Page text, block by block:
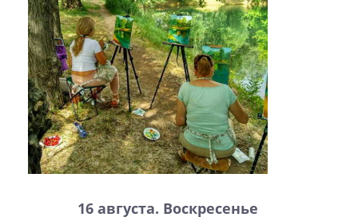
16 августа. Воскресенье